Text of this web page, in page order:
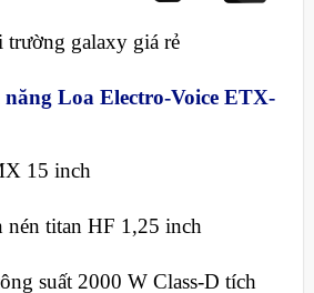
trường galaxy giá rẻ
Loa Electro-Voice ETX-
15 inch
titan HF 1,25 inch
suất 2000 W Class-D tích